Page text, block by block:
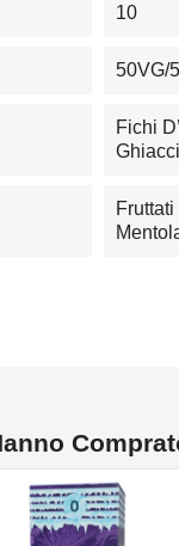
10
50VG/
Fichi
Fruttati